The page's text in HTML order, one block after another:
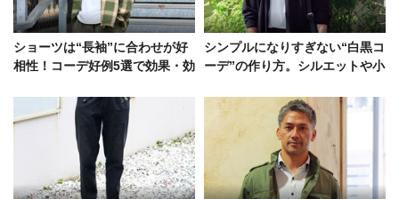
ショーツは“長袖”に合わせが好
相性！コーデ好例5選で効果・効
シンプルになりすぎない“白黒コ
ーデ”の作り方。シルエットや小
り！